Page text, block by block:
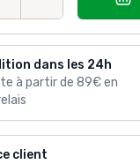
dans les 24h
à partir de 89€ en
client